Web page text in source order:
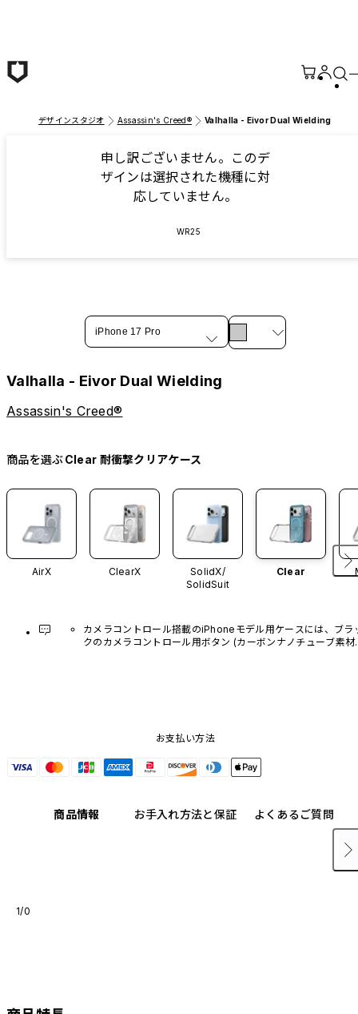
デザインスタジオ Assassin's Creed® Valhalla - Eivor Dual Wielding
申し訳ございません。このデ
ザインは選択された機種に対
応していません。
WR25
iPhone 17 Pro
Valhalla - Eivor Dual Wielding
Assassin's Creed®
商品を選ぶClear 耐衝撃クリアケース
AirX ClearX
SolidX/
SolidSuit
Clear
カメラコントロール搭載のiPhoneモデル用ケースには、ブラ
クのカメラコントロール用ボタン (カーボンナノチューブ素材)
お支払い方法
商品情報 お手入れ方法と保証 よくあるご質問
1/0